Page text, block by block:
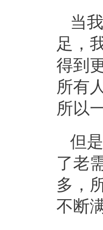
当
足，
得到
所有
所以
但
了老
多，
不断